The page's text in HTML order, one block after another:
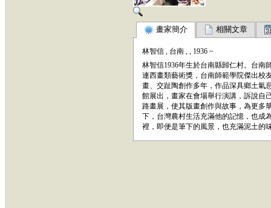
畫家簡介 相關文章
林智信 , 台南 , , 1936 ~
林智信1936年生於台南縣歸仁村。台南
連西畫類藝術獎，台南師範學院傑出校
畫、交趾陶創作多年，作品深具鄉土氣
館展出，畫家在會場舉行演講，訴說自
路畫展，使其版畫創作與故事，為更多
下，台灣農村生活充滿他的記憶，也成
裡，即便是筆下的風景，也充滿泥土的